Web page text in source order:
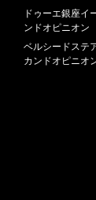
ドゥーエ銀座イ
ンドオピニオン
ベルシードステ
カンドオピニオ